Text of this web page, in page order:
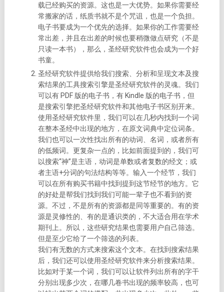
载已经购买的资源。这也是一大优势。 如果你需要经
常搬家的话，纸质书就不是个咒诅，也是一个负担。
电子书要成为一个优先的选择。如果你的工作需要经
常出差，并且在出差的时候也要稍微做点研究（不是
只读一本书），那么，圣经研究软件也会成为一个好
书童。
圣经研究软件提供给我们搜索、分析和呈现文本及搜
索结果的工具搜索引擎是圣经研究软件的灵魂。我们
可以有 PDF 版的电子书，有 Kindle 版的电子书，但
是搜索引擎把圣经研究软件和其他电子书区别开来。
使用圣经研究软件里，我们可以在几秒内找到一个词
在整本圣经中出现的地方，在原文词典中定位词条。
我们也可以一次性找出所有的动词、名词，或者所有
的低频词。更复杂一点的，比如前面提到的，我们可
以搜索“神”是主语，动词是单数或者复数的经文；或
者主语+分词的句法结构等等。 输入一个经节，我们
可以在所有购买书籍中找到提到这节经节的地方。它
的好处是帮我们找到我们可能一辈子也不看到的资
源。不过，不是所有的资源都是同等重要的。有的资
源是灵修性的、有的是通识类的，不大适合用在学术
期刊上。所以，这些研究结果也需要用户自己筛选。
但是至少它给了一个筛选的列表。
我们有无数的方式来搜索这个文本。 在找到搜索结果
后，我们还可以使用圣经研究软件来分析搜索结果。
比如对于某一个词，我们可以让软件列出所有的字干
分别出现多少次，在哪几卷书出现的频率较高，也可